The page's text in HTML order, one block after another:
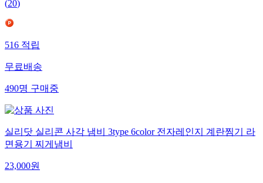
(20)
516적립
무료배송
490명구매중
실리닷 실리콘 사각 냄비 3type 6color 전자레인지 계란찜기 라
면용기 찌게냄비
23,000원